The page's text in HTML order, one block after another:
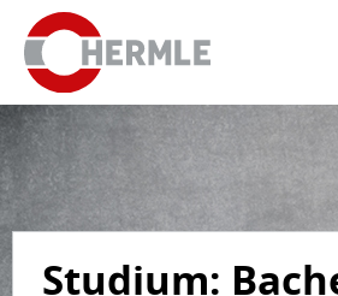
Studium: